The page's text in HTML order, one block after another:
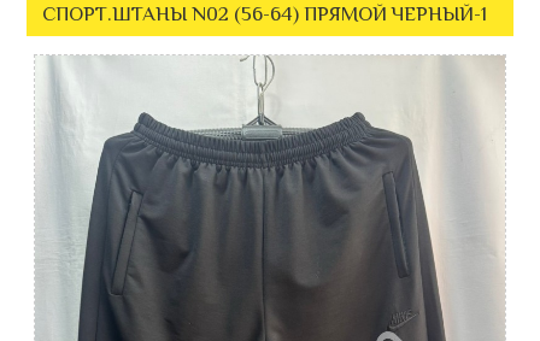
СПОРТ.ШТАНЫ N02 (56-64) ПРЯМОЙ ЧЕРНЫЙ-1